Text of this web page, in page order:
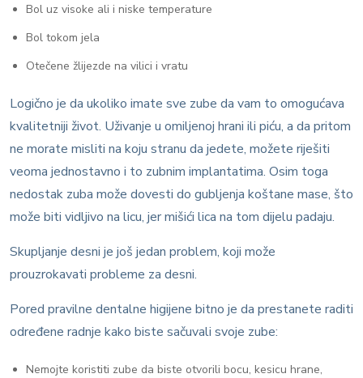
Bol uz visoke ali i niske temperature
Bol tokom jela
Otečene žlijezde na vilici i vratu
Logično je da ukoliko imate sve zube da vam to omogućava
kvalitetniji život. Uživanje u omiljenoj hrani ili piću, a da pritom
ne morate misliti na koju stranu da jedete, možete riješiti
veoma jednostavno i to zubnim implantatima. Osim toga
nedostak zuba može dovesti do gubljenja koštane mase, što
može biti vidljivo na licu, jer mišići lica na tom dijelu padaju.
Skupljanje desni je još jedan problem, koji može
prouzrokavati probleme za desni.
Pored pravilne dentalne higijene bitno je da prestanete raditi
određene radnje kako biste sačuvali svoje zube:
Nemojte koristiti zube da biste otvorili bocu, kesicu hrane,